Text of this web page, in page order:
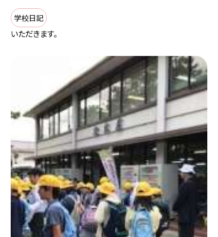
学校日記
いただきます。